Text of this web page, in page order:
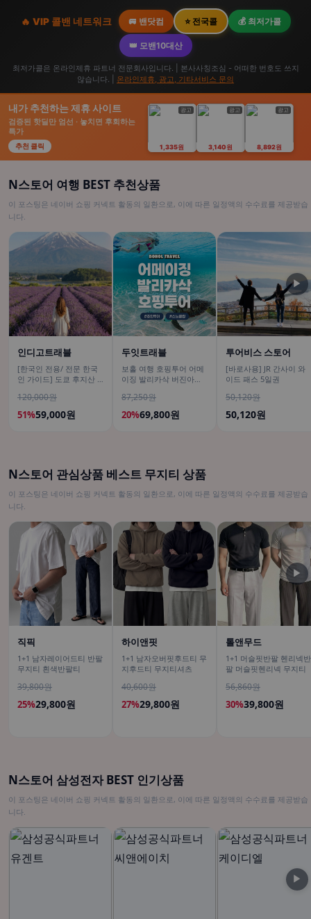
🔥 VIP 콜밴 네트워크 🚐 밴닷컴 ⭐ 전국콜 💰 최저가콜
👑 모밴10대산
최저가콜은 온라인제휴 파트너 전문회사입니다. | 본사사칭조심 - 어떠한 번호도 쓰지
않습니다. | 온라인제휴, 광고, 기타서비스 문의
내가 추천하는 제휴 사이트
검증된 핫딜만 엄선 · 놓치면 후회하는
특가
추천 클릭
광고
1,335원
광고
3,140원
광고
8,892원
N스토어 여행 BEST 추천상품
이 포스팅은 네이버 쇼핑 커넥트 활동의 일환으로, 이에 따른 일정액의 수수료를 제공받습
니다.
인디고트래블
[한국인 전용/ 전문 한국
인 가이드] 도쿄 후지산 1
카와시계점/DSLR 사진촬
영
120,000원
51%59,000원
두잇트래블
보홀 여행 호핑투어 어메
이징 발리카삭 버진아일
랍 포함
87,250원
20%69,800원
투어비스 스토어
[바로사용] JR 간사이 와
이드 패스 5일권
50,120원
50,120원
▶
N스토어 관심상품 베스트 무지티 상품
이 포스팅은 네이버 쇼핑 커넥트 활동의 일환으로, 이에 따른 일정액의 수수료를 제공받습
니다.
직픽
1+1 남자레이어드티 반팔
무지티 흰색반팔티
39,800원
25%29,800원
하이앤핏
1+1 남자오버핏후드티 무
지후드티 무지티셔츠
40,600원
27%29,800원
톨앤무드
1+1 머슬핏반팔 헨리넥반
팔 머슬핏헨리넥 무지티
56,860원
30%39,800원
▶
N스토어 삼성전자 BEST 인기상품
이 포스팅은 네이버 쇼핑 커넥트 활동의 일환으로, 이에 따른 일정액의 수수료를 제공받습
니다.
▶